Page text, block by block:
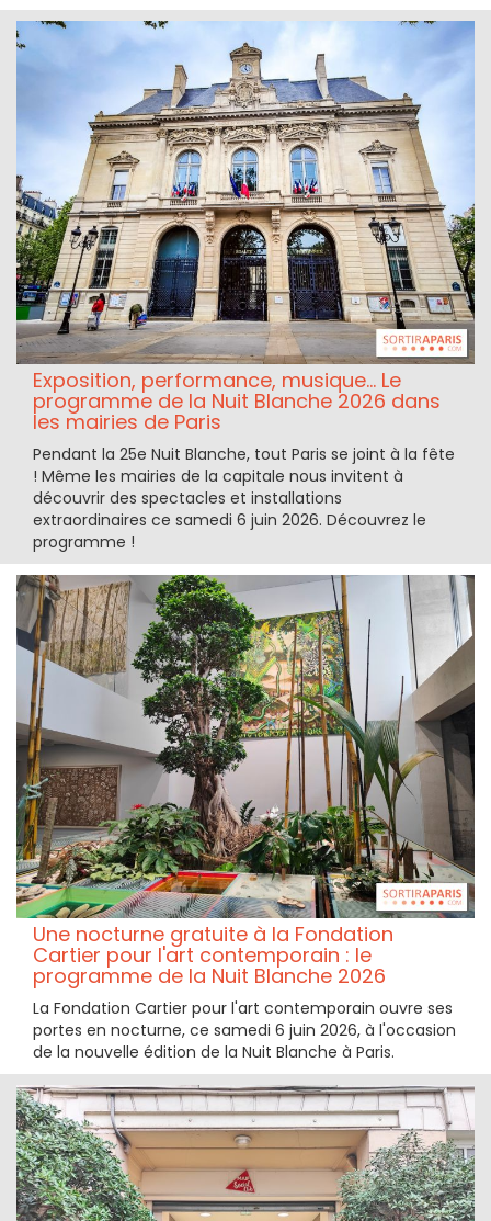
Exposition, performance, musique... Le
programme de la Nuit Blanche 2026 dans
les mairies de Paris
Pendant la 25e Nuit Blanche, tout Paris se joint à la fête
! Même les mairies de la capitale nous invitent à
découvrir des spectacles et installations
extraordinaires ce samedi 6 juin 2026. Découvrez le
programme !
Une nocturne gratuite à la Fondation
Cartier pour l'art contemporain : le
programme de la Nuit Blanche 2026
La Fondation Cartier pour l'art contemporain ouvre ses
portes en nocturne, ce samedi 6 juin 2026, à l'occasion
de la nouvelle édition de la Nuit Blanche à Paris.